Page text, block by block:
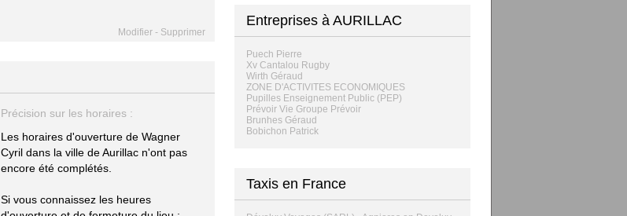
Modifier - Supprimer
Précision sur les horaires :
Les horaires d'ouverture de Wagner
Cyril dans la ville de Aurillac n'ont pas
encore été complétés.
Si vous connaissez les heures
Entreprises à AURILLAC
Puech Pierre
Xv Cantalou Rugby
Wirth Géraud
ZONE D'ACTIVITES ECONOMIQUES
Pupilles Enseignement Public (PEP)
Prévoir Vie Groupe Prévoir
Brunhes Géraud
Bobichon Patrick
Taxis en France